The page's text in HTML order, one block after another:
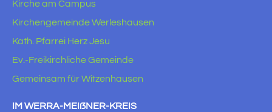
Kirche am Campus
Kirchengemeinde Werleshausen
Kath. Pfarrei Herz Jesu
Ev.-Freikirchliche Gemeinde
Gemeinsam für Witzenhausen
IM WERRA-MEIẞNER-KREIS